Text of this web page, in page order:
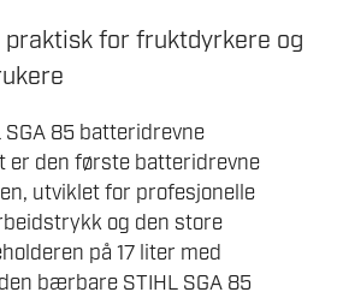
praktisk for fruktdyrkere og
85 batteridrevne
er den første batteridrevne
utviklet for profesjonelle
og den store
på 17 liter med
bærbare STIHL SGA 85